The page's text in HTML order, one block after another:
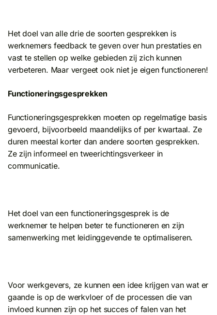
Het doel van alle drie de soorten gesprekken is
werknemers feedback te geven over hun prestaties en
vast te stellen op welke gebieden zij zich kunnen
verbeteren. Maar vergeet ook niet je eigen functioneren!
Functioneringsgesprekken
Functioneringsgesprekken moeten op regelmatige basis
gevoerd, bijvoorbeeld maandelijks of per kwartaal. Ze
duren meestal korter dan andere soorten gesprekken.
Ze zijn informeel en tweerichtingsverkeer in
communicatie.
Het doel van een functioneringsgesprek is de
werknemer te helpen beter te functioneren en zijn
samenwerking met leidinggevende te optimaliseren.
Voor werkgevers, ze kunnen een idee krijgen van wat er
gaande is op de werkvloer of de processen die van
invloed kunnen zijn op het succes of falen van het